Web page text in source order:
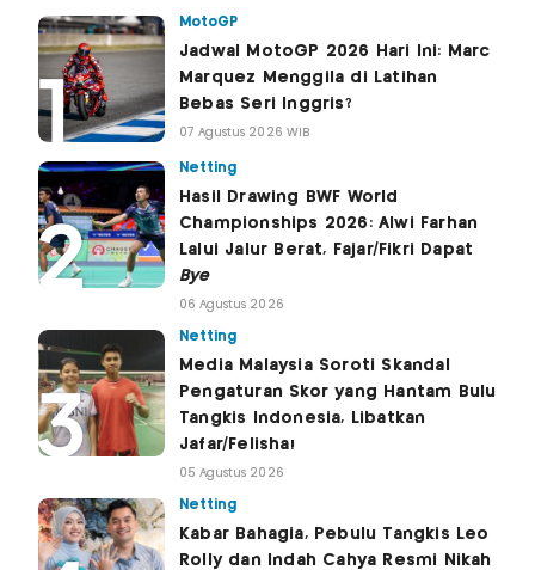
MotoGP
Jadwal MotoGP 2026 Hari Ini: Marc
Marquez Menggila di Latihan
Bebas Seri Inggris?
07 Agustus 2026 WIB
Netting
Hasil Drawing BWF World
Championships 2026: Alwi Farhan
Lalui Jalur Berat, Fajar/Fikri Dapat
Bye
06 Agustus 2026
Netting
Media Malaysia Soroti Skandal
Pengaturan Skor yang Hantam Bulu
Tangkis Indonesia, Libatkan
Jafar/Felisha!
05 Agustus 2026
Netting
Kabar Bahagia, Pebulu Tangkis Leo
Rolly dan Indah Cahya Resmi Nikah